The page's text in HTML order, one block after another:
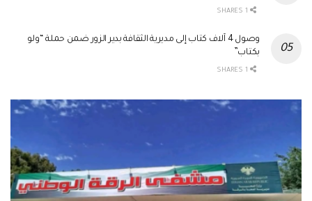
وصول 4 آلاف كتاب إلى مديرية الثقافة بدير الزور ضمن حملة “ولو
بكتاب”